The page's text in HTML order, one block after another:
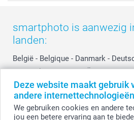
Deze website maakt gebruik
andere internettechnologieën
We gebruiken cookies en andere
jou een betere ervaring aan te
Privacy
Cookiebeleid
Reviews
Prijslijst
Investor Relations
smartbonus
smartfriends
service@smartphoto.nl
Affiliate partnerprogramma
Partnerships
Influencer partnerprogramma
Moederdag
Vaderdag
Huwelijk
smartphoto is aanwezig
landen:
België - Belgique - Danmark -
- Nederland - Norge - Österreich -
Switzerland - Suomi - Sverige -
Other Countries